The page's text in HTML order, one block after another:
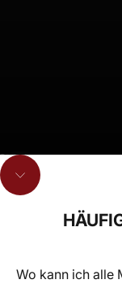
Gehe zu Element 1
Gehe zu Element 2
Gehe zu Element 3
Navigieren Sie
Wo kann ich alle